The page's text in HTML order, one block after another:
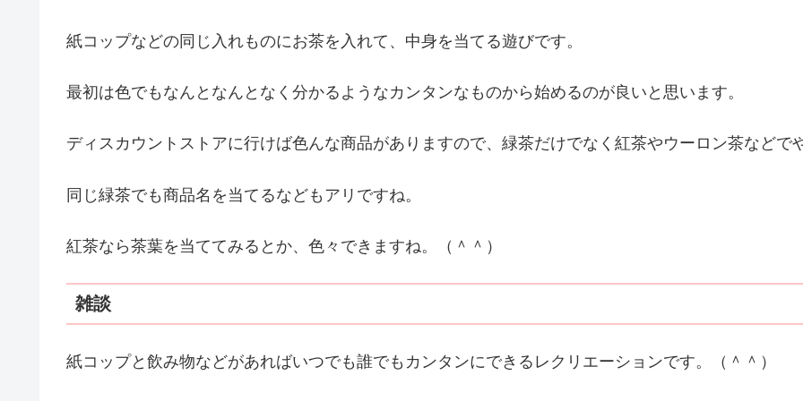
紙コップなどの同じ入れものにお茶を入れて、中身を当てる遊びです。
最初は色でもなんとなんとなく分かるようなカンタンなものから始めるのが良いと思います。
ディスカウントストアに行けば色んな商品がありますので、緑茶だけでなく紅茶やウーロン茶などで
同じ緑茶でも商品名を当てるなどもアリですね。
紅茶なら茶葉を当ててみるとか、色々できますね。（＾＾）
雑談
紙コップと飲み物などがあればいつでも誰でもカンタンにできるレクリエーションです。（＾＾）